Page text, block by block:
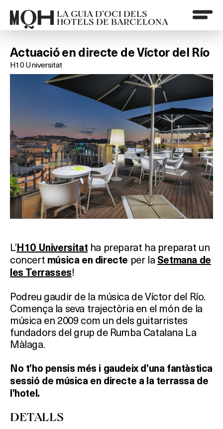
LA GUIA D’OCI DELS
HOTELS DE BARCELONA
Actuació en directe de Víctor del Río
H10 Universitat
L’ H10 Universitat ha preparat ha preparat un
concert música en directe per la Setmana de
les Terrasses!
Podreu gaudir de la música de Víctor del Río.
Comença la seva trajectòria en el món de la
música en 2009 com un dels guitarristes
fundadors del grup de Rumba Catalana La
Màlaga.
No t’ho pensis més i gaudeix d’una fantàstica
sessió de música en directe a la terrassa de
l’hotel.
DETALLS